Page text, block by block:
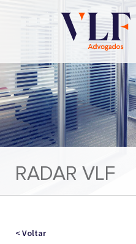
RADAR VLF
< Voltar